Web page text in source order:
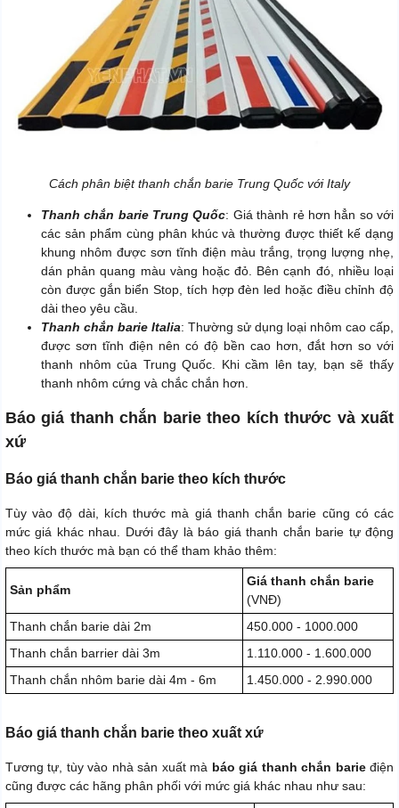
Cách phân biệt thanh chắn barie Trung Quốc với Italy
Thanh chắn barie Trung Quốc: Giá thành rẻ hơn hẳn so với
các sản phẩm cùng phân khúc và thường được thiết kế dạng
khung nhôm được sơn tĩnh điện màu trắng, trọng lượng nhẹ,
dán phản quang màu vàng hoặc đỏ. Bên cạnh đó, nhiều loại
còn được gắn biển Stop, tích hợp đèn led hoặc điều chỉnh độ
dài theo yêu cầu.
Thanh chắn barie Italia: Thường sử dụng loại nhôm cao cấp,
được sơn tĩnh điện nên có độ bền cao hơn, đắt hơn so với
thanh nhôm của Trung Quốc. Khi cầm lên tay, bạn sẽ thấy
thanh nhôm cứng và chắc chắn hơn.
Báo giá thanh chắn barie theo kích thước và xuất
xứ
Báo giá thanh chắn barie theo kích thước
Tùy vào độ dài, kích thước mà giá thanh chắn barie cũng có các
mức giá khác nhau. Dưới đây là báo giá thanh chắn barie tự động
theo kích thước mà bạn có thể tham khảo thêm:
Sản phẩm
Giá thanh chắn barie
(VNĐ)
Thanh chắn barie dài 2m
450.000 - 1000.000
Thanh chắn barrier dài 3m
1.110.000 - 1.600.000
Thanh chắn nhôm barie dài 4m - 6m
1.450.000 - 2.990.000
Báo giá thanh chắn barie theo xuất xứ
Tương tự, tùy vào nhà sản xuất mà báo giá thanh chắn barieđiện
cũng được các hãng phân phối với mức giá khác nhau như sau: